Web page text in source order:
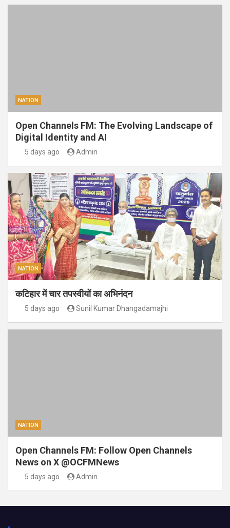
NATION
Open Channels FM: The Evolving Landscape of
Digital Identity and AI
5 days ago Admin
NATION
कटिहार में चार तपस्वीयों का अभिनंदन
5 days ago Sunil Kumar Dhangadamajhi
NATION
Open Channels FM: Follow Open Channels
News on X @OCFMNews
5 days ago Admin